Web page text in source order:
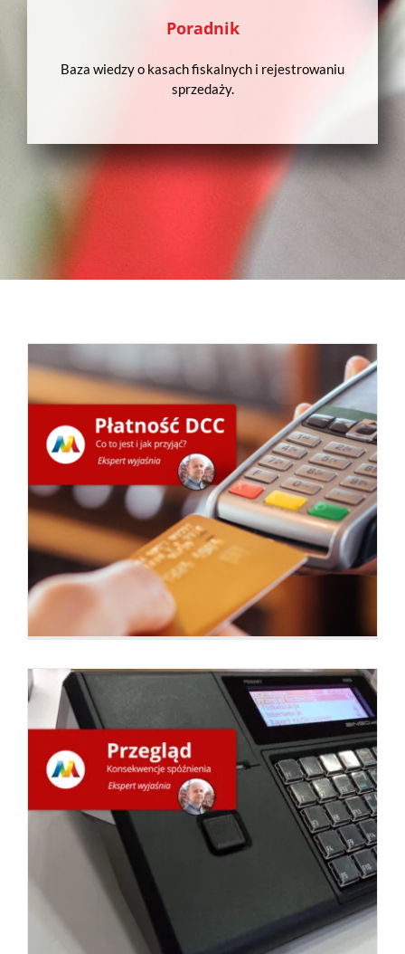
Poradnik
Baza wiedzy o kasach fiskalnych i rejestrowaniu
sprzedaży.